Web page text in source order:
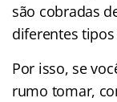
são cobradas
diferentes
Por isso, se
rumo tomar,